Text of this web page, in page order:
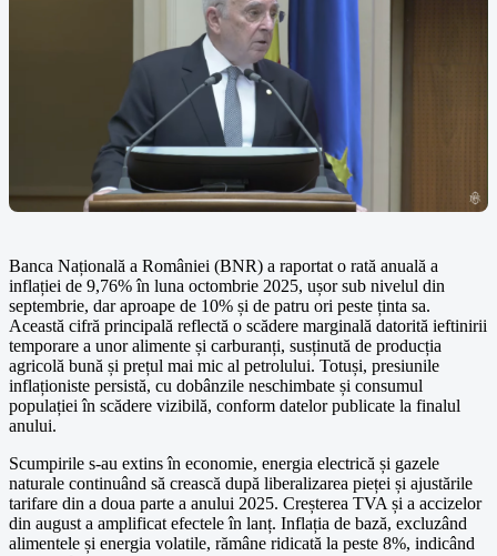
Banca Națională a României (BNR) a raportat o rată anuală a
inflației de 9,76% în luna octombrie 2025, ușor sub nivelul din
septembrie, dar aproape de 10% și de patru ori peste ținta sa.
Această cifră principală reflectă o scădere marginală datorită ieftinirii
temporare a unor alimente și carburanți, susținută de producția
agricolă bună și prețul mai mic al petrolului. Totuși, presiunile
inflaționiste persistă, cu dobânzile neschimbate și consumul
populației în scădere vizibilă, conform datelor publicate la finalul
anului.
Scumpirile s-au extins în economie, energia electrică și gazele
naturale continuând să crească după liberalizarea pieței și ajustările
tarifare din a doua parte a anului 2025. Creșterea TVA și a accizelor
din august a amplificat efectele în lanț. Inflația de bază, excluzând
alimentele și energia volatile, rămâne ridicată la peste 8%, indicând